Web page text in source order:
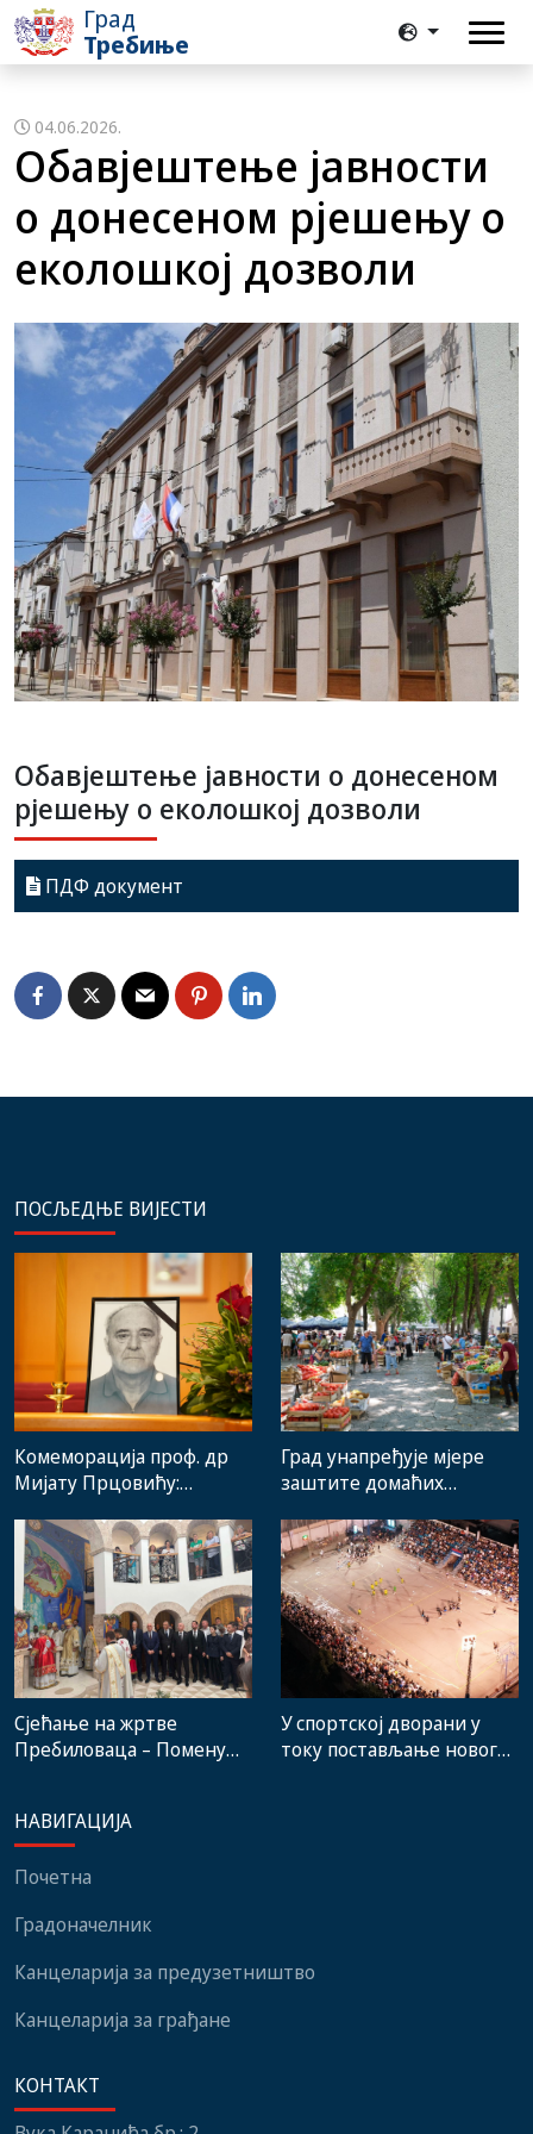
Град
Требиње
04.06.2026.
Обавјештење јавности
о донесеном рјешењу о
еколошкој дозволи
Обавјештење јавности о донесеном
рјешењу о еколошкој дозволи
ПДФ дoкумент
ПОСЉЕДЊЕ ВИЈЕСТИ
Комеморација проф. др
Мијату Прцовићу:
стручњака и човјека који
је Требиње носио у срцу
Град унапређује мјере
заштите домаћих
градске пијаце
Сјећање на жртве
Пребиловаца – Помену
институција, локалних
заједница и грађани
У спортској дворани у
току постављање новог
НАВИГАЦИЈА
Почетна
Градоначелник
Канцеларија за предузетништво
Канцеларија за грађане
КОНТАКТ